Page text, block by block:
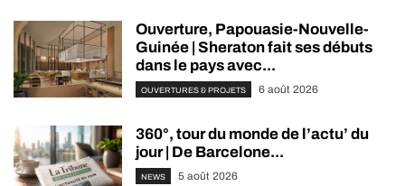
Ouverture, Papouasie-Nouvelle-
Guinée | Sheraton fait ses débuts
dans le pays avec...
OUVERTURES & PROJETS 6 août 2026
360°, tour du monde de l’actu’ du
jour | De Barcelone...
NEWS 5 août 2026